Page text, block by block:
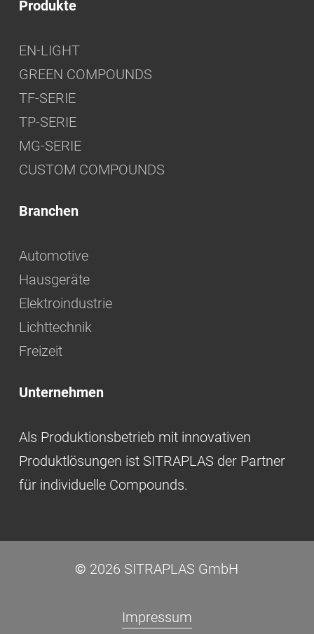
Produkte
EN-LIGHT
GREEN COMPOUNDS
TF-SERIE
TP-SERIE
MG-SERIE
CUSTOM COMPOUNDS
Branchen
Automotive
Hausgeräte
Elektroindustrie
Lichttechnik
Freizeit
Unternehmen
Als Produktionsbetrieb mit innovativen
Produktlösungen ist SITRAPLAS der Partner
für individuelle Compounds.
© 2026 SITRAPLAS GmbH
Impressum